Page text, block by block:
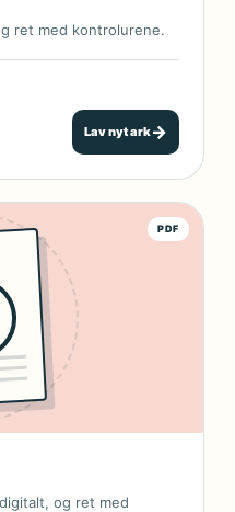
ret med kontrolurene.
Lav nyt ark→
PDF
og ret med